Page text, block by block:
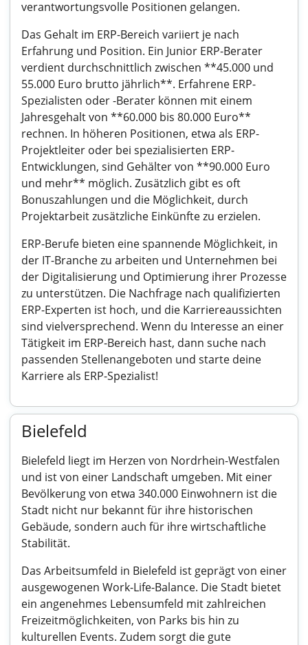
verantwortungsvolle Positionen gelangen.
Das Gehalt im ERP-Bereich variiert je nach
Erfahrung und Position. Ein Junior ERP-Berater
verdient durchschnittlich zwischen **45.000 und
55.000 Euro brutto jährlich**. Erfahrene ERP-
Spezialisten oder -Berater können mit einem
Jahresgehalt von **60.000 bis 80.000 Euro**
rechnen. In höheren Positionen, etwa als ERP-
Projektleiter oder bei spezialisierten ERP-
Entwicklungen, sind Gehälter von **90.000 Euro
und mehr** möglich. Zusätzlich gibt es oft
Bonuszahlungen und die Möglichkeit, durch
Projektarbeit zusätzliche Einkünfte zu erzielen.
ERP-Berufe bieten eine spannende Möglichkeit, in
der IT-Branche zu arbeiten und Unternehmen bei
der Digitalisierung und Optimierung ihrer Prozesse
zu unterstützen. Die Nachfrage nach qualifizierten
ERP-Experten ist hoch, und die Karriereaussichten
sind vielversprechend. Wenn du Interesse an einer
Tätigkeit im ERP-Bereich hast, dann suche nach
passenden Stellenangeboten und starte deine
Karriere als ERP-Spezialist!
Bielefeld
Bielefeld liegt im Herzen von Nordrhein-Westfalen
und ist von einer Landschaft umgeben. Mit einer
Bevölkerung von etwa 340.000 Einwohnern ist die
Stadt nicht nur bekannt für ihre historischen
Gebäude, sondern auch für ihre wirtschaftliche
Stabilität.
Das Arbeitsumfeld in Bielefeld ist geprägt von einer
ausgewogenen Work-Life-Balance. Die Stadt bietet
ein angenehmes Lebensumfeld mit zahlreichen
Freizeitmöglichkeiten, von Parks bis hin zu
kulturellen Events. Zudem sorgt die gute